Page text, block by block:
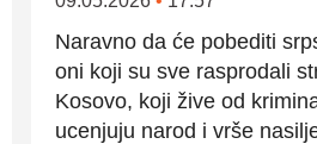
Naravno da će pobediti
oni koji su sve rasprodali
Kosovo, koji žive od
ucenjuju narod i vrše